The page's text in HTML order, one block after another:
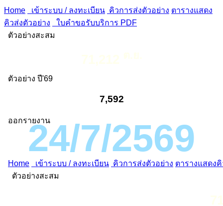
Home เข้าระบบ / ลงทะเบียน คิวการส่งตัวอย่าง ตารางแสดง
คิวส่งตัวอย่าง
ใบคำขอรับบริการ PDF
ตัวอย่างสะสม
ตัวอย่าง ปี'69
7,592
ออกรายงาน24/7/2569